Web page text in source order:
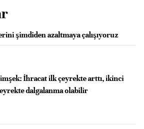
şimdiden azaltmaya çalışıyoruz
İhracat ilk çeyrekte arttı, ikinci
dalgalanma olabilir